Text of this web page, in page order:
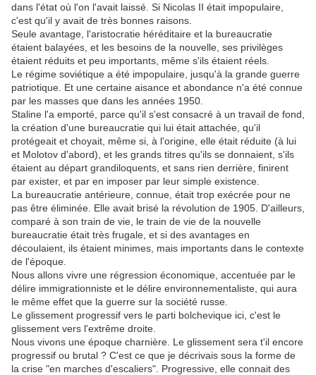
dans l'état où l'on l'avait laissé. Si Nicolas II était impopulaire,
c'est qu'il y avait de très bonnes raisons.
Seule avantage, l'aristocratie héréditaire et la bureaucratie
étaient balayées, et les besoins de la nouvelle, ses privilèges
étaient réduits et peu importants, même s'ils étaient réels.
Le régime soviétique a été impopulaire, jusqu'à la grande guerre
patriotique. Et une certaine aisance et abondance n'a été connue
par les masses que dans les années 1950.
Staline l'a emporté, parce qu'il s'est consacré à un travail de fond,
la création d'une bureaucratie qui lui était attachée, qu'il
protégeait et choyait, même si, à l'origine, elle était réduite (à lui
et Molotov d'abord), et les grands titres qu'ils se donnaient, s'ils
étaient au départ grandiloquents, et sans rien derrière, finirent
par exister, et par en imposer par leur simple existence.
La bureaucratie antérieure, connue, était trop exécrée pour ne
pas être éliminée. Elle avait brisé la révolution de 1905. D'ailleurs,
comparé à son train de vie, le train de vie de la nouvelle
bureaucratie était très frugale, et si des avantages en
découlaient, ils étaient minimes, mais importants dans le contexte
de l'époque.
Nous allons vivre une régression économique, accentuée par le
délire immigrationniste et le délire environnementaliste, qui aura
le même effet que la guerre sur la société russe.
Le glissement progressif vers le parti bolchevique ici, c'est le
glissement vers l'extrême droite.
Nous vivons une époque charnière. Le glissement sera t'il encore
progressif ou brutal ? C'est ce que je décrivais sous la forme de
la crise "en marches d'escaliers". Progressive, elle connait des